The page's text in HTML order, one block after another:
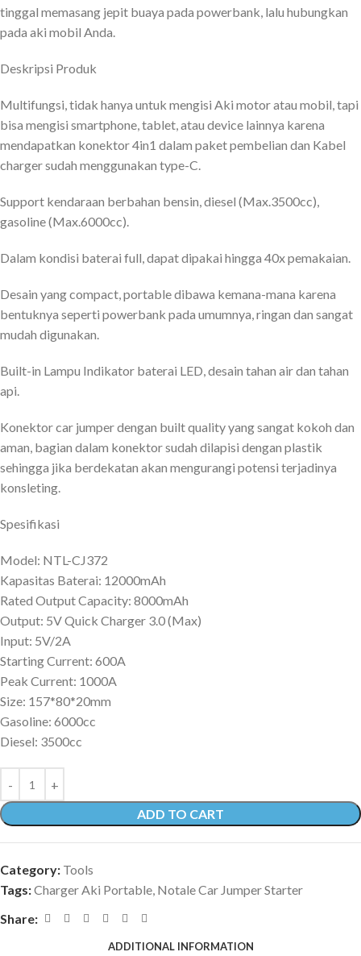
tinggal memasang jepit buaya pada powerbank, lalu hubungkan
pada aki mobil Anda.
Deskripsi Produk
Multifungsi, tidak hanya untuk mengisi Aki motor atau mobil, tapi
bisa mengisi smartphone, tablet, atau device lainnya karena
mendapatkan konektor 4in1 dalam paket pembelian dan Kabel
charger sudah menggunakan type-C.
Support kendaraan berbahan bensin, diesel (Max.3500cc),
gasoline (Max.6000cc).
Dalam kondisi baterai full, dapat dipakai hingga 40x pemakaian.
Desain yang compact, portable dibawa kemana-mana karena
bentuknya seperti powerbank pada umumnya, ringan dan sangat
mudah digunakan.
Built-in Lampu Indikator baterai LED, desain tahan air dan tahan
api.
Konektor car jumper dengan built quality yang sangat kokoh dan
aman, bagian dalam konektor sudah dilapisi dengan plastik
sehingga jika berdekatan akan mengurangi potensi terjadinya
konsleting.
Spesifikasi
Model: NTL-CJ372
Kapasitas Baterai: 12000mAh
Rated Output Capacity: 8000mAh
Output: 5V Quick Charger 3.0 (Max)
Input: 5V/2A
Starting Current: 600A
Peak Current: 1000A
Size: 157*80*20mm
Gasoline: 6000cc
Diesel: 3500cc
ADD TO CART
Category: Tools
Tags:Charger Aki Portable, Notale Car Jumper Starter
Share:
ADDITIONAL INFORMATION